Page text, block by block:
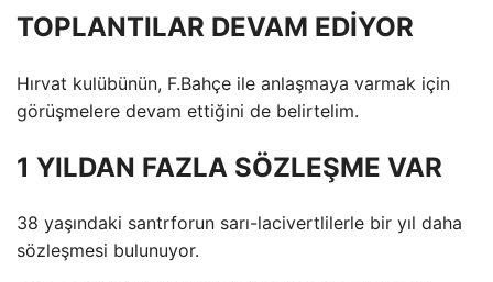
TOPLANTILAR DEVAM EDİYOR
Hırvat kulübünün, F.Bahçe ile anlaşmaya varmak için
görüşmelere devam ettiğini de belirtelim.
1 YILDAN FAZLA SÖZLEŞME VAR
38 yaşındaki santrforun sarı-lacivertlilerle bir yıl daha
sözleşmesi bulunuyor.